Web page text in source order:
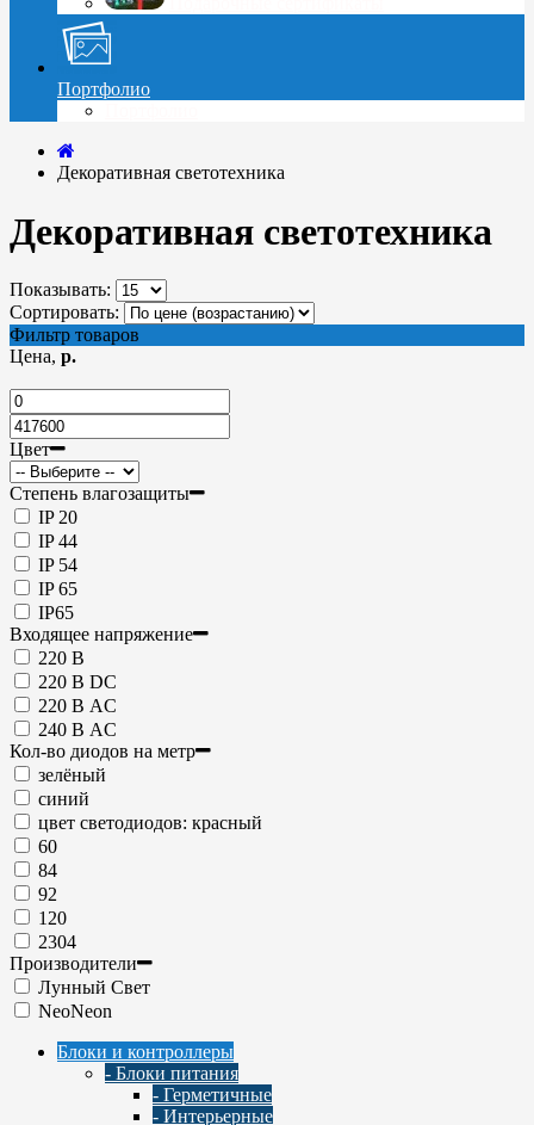
Портфолио
Декоративная светотехника
Декоративная светотехника
Показывать:
Сортировать:
Фильтр товаров
Цена, р.
Цвет
Степень влагозащиты
IP 20
IP 44
IP 54
IP 65
IP65
Входящее напряжение
220 В
220 В DC
220 В АC
240 В АC
Кол-во диодов на метр
зелёный
синий
цвет светодиодов: красный
60
84
92
120
2304
Производители
Лунный Свет
NeoNeon
Блоки и контроллеры
- Блоки питания
- Герметичные
- Интерьерные